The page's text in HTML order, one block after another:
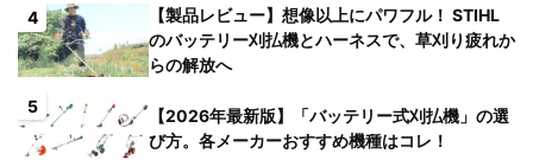
4
【製品レビュー】想像以上にパワフル！ STIHL
のバッテリー刈払機とハーネスで、草刈り疲れか
らの解放へ
5
【2026年最新版】「バッテリー式刈払機」の選
び方。各メーカーおすすめ機種はコレ！